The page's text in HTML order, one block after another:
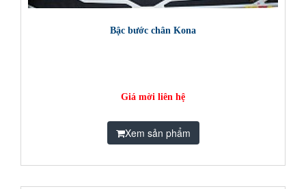
Bậc bước chân Kona
Giá mời liên hệ
Xem sản phẩm